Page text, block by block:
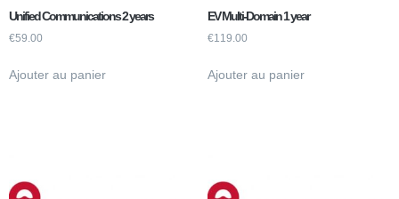
Unified Communications 2 years
€59.00
Ajouter au panier
EV Multi-Domain 1 year
€119.00
Ajouter au panier